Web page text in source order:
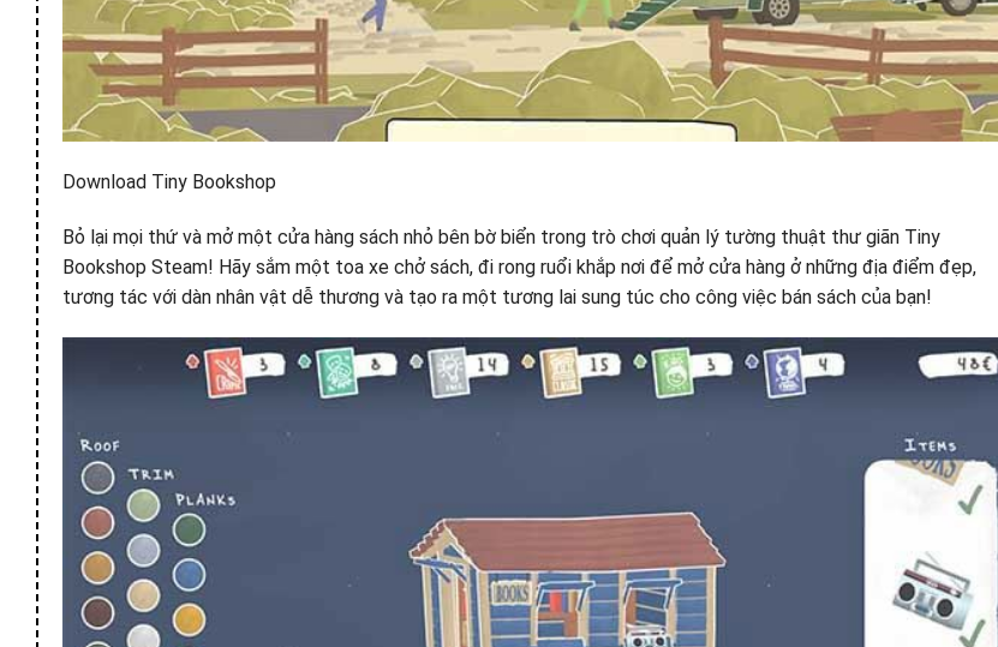
Download Tiny Bookshop
Bỏ lại mọi thứ và mở một cửa hàng sách nhỏ bên bờ biển trong trò chơi quản lý tường thuật thư giãn Tiny
Bookshop Steam! Hãy sắm một toa xe chở sách, đi rong ruổi khắp nơi để mở cửa hàng ở những địa điểm đẹp,
tương tác với dàn nhân vật dễ thương và tạo ra một tương lai sung túc cho công việc bán sách của bạn!